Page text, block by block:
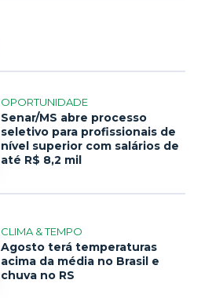
OPORTUNIDADE
Senar/MS abre processo
seletivo para profissionais de
nível superior com salários de
até R$ 8,2 mil
CLIMA & TEMPO
Agosto terá temperaturas
acima da média no Brasil e
chuva no RS